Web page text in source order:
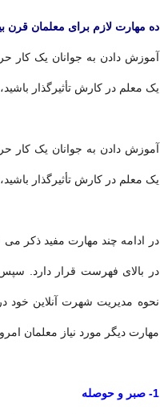
ده مهارت لازم برای معلمان قرن
آموزش دادن به جوانان یک کار
یک معلم در کارش تأثیرگذار
آموزش دادن به جوانان یک کار
یک معلم در کارش تأثیرگذار
در بالای فهرست قرار دارد. سپس
مهارت دیگر مورد نیاز معلمان
1- صبر و حوصله